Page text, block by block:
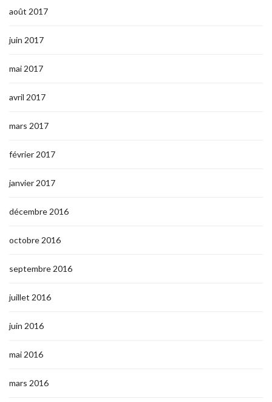
août 2017
juin 2017
mai 2017
avril 2017
mars 2017
février 2017
janvier 2017
décembre 2016
octobre 2016
septembre 2016
juillet 2016
juin 2016
mai 2016
mars 2016